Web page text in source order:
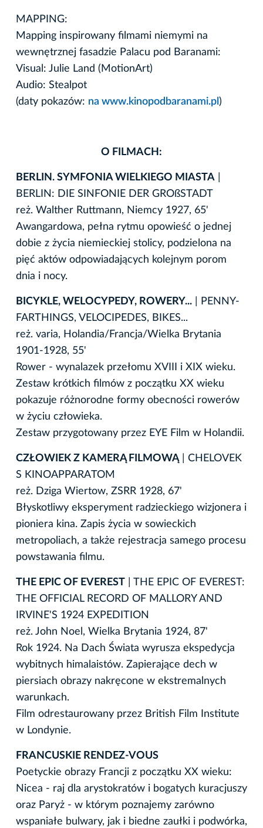
MAPPING:
Mapping inspirowany filmami niemymi na
wewnętrznej fasadzie Palacu pod Baranami:
Visual: Julie Land (MotionArt)
Audio: Stealpot
(daty pokazów: na www.kinopodbaranami.pl )
O FILMACH:
BERLIN. SYMFONIA WIELKIEGO MIASTA
BERLIN: DIE SINFONIE DER GROßSTADT
reż. Walther Ruttmann, Niemcy 1927, 65'
Awangardowa, pełna rytmu opowieść o jednej
dobie z życia niemieckiej stolicy, podzielona na
pięć aktów odpowiadających kolejnym porom
dnia i nocy.
BICYKLE, WELOCYPEDY, ROWERY... | PENNY-
FARTHINGS, VELOCIPEDES, BIKES...
reż. varia, Holandia/Francja/Wielka Brytania
1901-1928, 55'
Rower - wynalazek przełomu XVIII i XIX wieku.
Zestaw krótkich filmów z początku XX wieku
pokazuje różnorodne formy obecności rowerów
w życiu człowieka.
Zestaw przygotowany przez EYE Film w Holandii.
CZŁOWIEK Z KAMERĄ FILMOWĄ | CHELOVEK
S KINOAPPARATOM
reż. Dziga Wiertow, ZSRR 1928, 67'
Błyskotliwy eksperyment radzieckiego wizjonera i
pioniera kina. Zapis życia w sowieckich
metropoliach, a także rejestracja samego procesu
powstawania filmu.
THE EPIC OF EVEREST | THE EPIC OF EVEREST:
THE OFFICIAL RECORD OF MALLORY AND
IRVINE'S 1924 EXPEDITION
reż. John Noel, Wielka Brytania 1924, 87'
Rok 1924. Na Dach Świata wyrusza ekspedycja
wybitnych himalaistów. Zapierające dech w
piersiach obrazy nakręcone w ekstremalnych
warunkach.
Film odrestaurowany przez British Film Institute
w Londynie.
FRANCUSKIE RENDEZ-VOUS
Poetyckie obrazy Francji z początku XX wieku:
Nicea - raj dla arystokratów i bogatych kuracjuszy
oraz Paryż - w którym poznajemy zarówno
wspaniałe bulwary, jak i biedne zaułki i podwórka,